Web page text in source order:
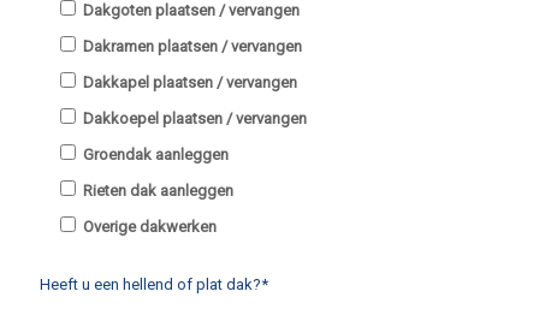
Dakgoten plaatsen / vervangen
Dakramen plaatsen / vervangen
Dakkapel plaatsen / vervangen
Dakkoepel plaatsen / vervangen
Groendak aanleggen
Rieten dak aanleggen
Overige dakwerken
Heeft u een hellend of plat dak?*